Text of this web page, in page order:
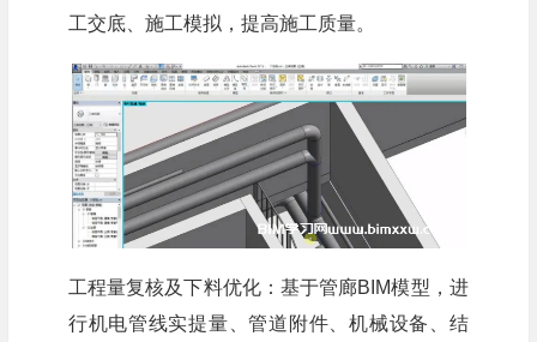
工交底、施工模拟，提高施工质量。
工程量复核及下料优化：基于管廊BIM模型，进
行机电管线实提量、管道附件、机械设备、结